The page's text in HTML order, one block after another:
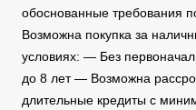
обоснованные требования
Возможна покупка за
условиях: — Без
до 8 лет — Возможна
длительные кредиты с